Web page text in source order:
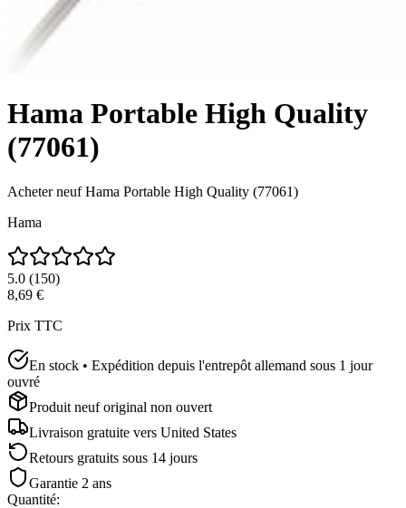
Hama Portable High Quality
(77061)
Acheter neuf Hama Portable High Quality (77061)
Hama
5.0 (150)
8,69 €
Prix TTC
En stock • Expédition depuis l'entrepôt allemand sous 1 jour
ouvré
Produit neuf original non ouvert
Livraison gratuite vers United States
Retours gratuits sous 14 jours
Garantie 2 ans
Quantité: